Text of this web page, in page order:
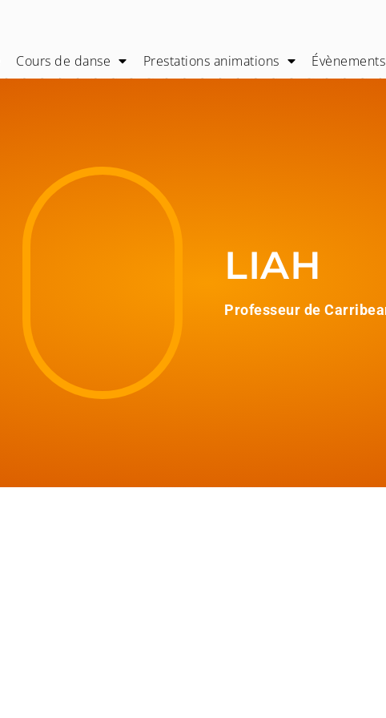
Cours de danse Prestations animations
LIAH
Professeur de